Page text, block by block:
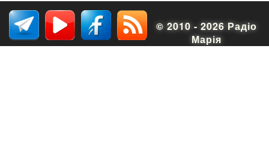
© 2010 - 2026 Радіо
Марія